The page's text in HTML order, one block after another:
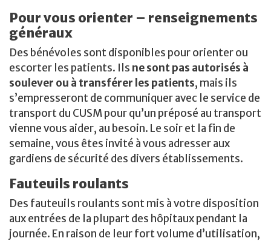
Pour vous orienter – renseignements
généraux
Des bénévoles sont disponibles pour orienter ou
escorter les patients. Ils ne sont pas autorisés à
soulever ou à transférer les patients, mais ils
s’empresseront de communiquer avec le service de
transport du CUSM pour qu’un préposé au transport
vienne vous aider, au besoin. Le soir et la fin de
semaine, vous êtes invité à vous adresser aux
gardiens de sécurité des divers établissements.
Fauteuils roulants
Des fauteuils roulants sont mis à votre disposition
aux entrées de la plupart des hôpitaux pendant la
journée. En raison de leur fort volume d’utilisation,